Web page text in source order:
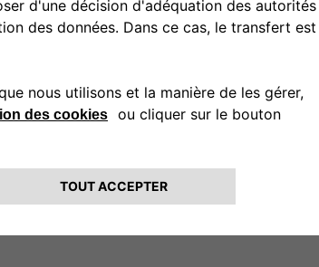
4 cylinders in line, rear, longitudinal, DOHC, 2
twin-choke Weber 45 carb. 1298 cm³
245 km/h
655 kg